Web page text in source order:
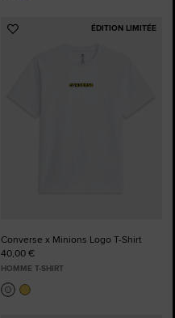
ÉDITION LIMITÉE
Ajouter
Converse x Minions Logo T-Shirt
40,00 €
HOMME T-SHIRT